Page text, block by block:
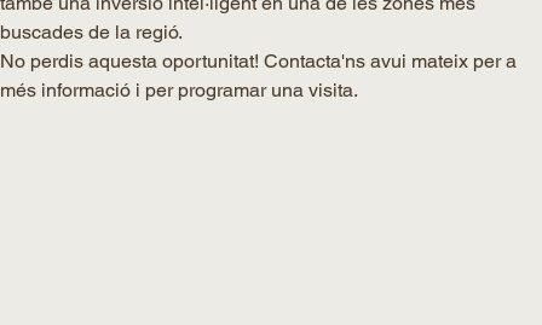
buscades de la regió.
No perdis aquesta oportunitat! Contacta'ns avui mateix per a
més informació i per programar una visita.